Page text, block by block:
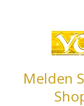
Melden